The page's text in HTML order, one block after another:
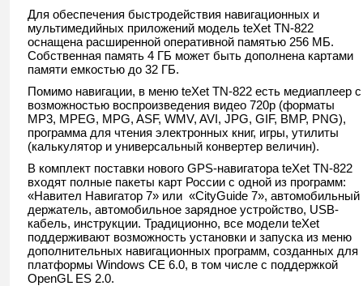
Для обеспечения быстродействия навигационных и
мультимедийных приложений модель teXet TN-822
оснащена расширенной оперативной памятью 256 МБ.
Собственная память 4 ГБ может быть дополнена картами
памяти емкостью до 32 ГБ.
Помимо навигации, в меню teXet TN-822 есть медиаплеер с
возможностью воспроизведения видео 720p (форматы
MP3, MPEG, MPG, ASF, WMV, AVI, JPG, GIF, BMP, PNG),
программа для чтения электронных книг, игры, утилиты
(калькулятор и универсальный конвертер величин).
В комплект поставки нового GPS-навигатора teXet TN-822
входят полные пакеты карт России с одной из программ:
«Навител Навигатор 7» или «CityGuide 7», автомобильный
держатель, автомобильное зарядное устройство, USB-
кабель, инструкции. Традиционно, все модели teXet
поддерживают возможность установки и запуска из меню
дополнительных навигационных программ, созданных для
платформы Windows CE 6.0, в том числе с поддержкой
OpenGL ES 2.0.